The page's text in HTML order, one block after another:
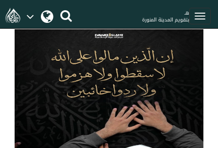
هـ
بتقويم المدينة المنورة